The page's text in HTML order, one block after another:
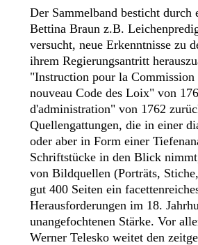
Der Sammelband besticht
Bettina Braun z.B.
versucht, neue Erkenntnisse zu
ihrem Regierungsantritt
"Instruction pour la Commission
nouveau Code des Loix" von
d'administration" von 1762
Quellengattungen, die in einer
oder aber in Form einer
Schriftstücke in den Blick
von Bildquellen (Porträts,
gut 400 Seiten ein
Herausforderungen im 18.
unangefochtenen Stärke. Vor
Werner Telesko weitet den